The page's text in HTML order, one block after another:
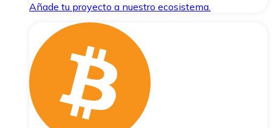
Añade tu proyecto a nuestro ecosistema.